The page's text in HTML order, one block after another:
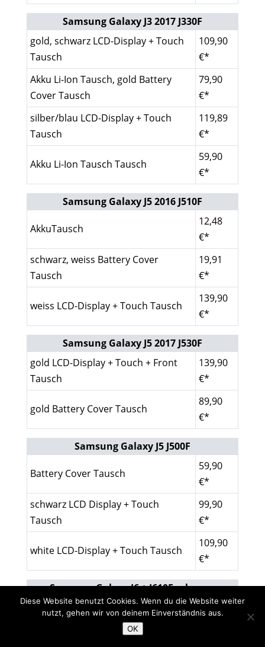
Samsung Galaxy J3 2017 J330F
gold, schwarz LCD-Display + Touch
Tausch
109,90
€*
Akku Li-Ion Tausch, gold Battery
Cover Tausch
79,90
€*
silber/blau LCD-Display + Touch
Tausch
119,89
€*
Akku Li-Ion Tausch Tausch
59,90
€*
Samsung Galaxy J5 2016 J510F
AkkuTausch
12,48
€*
schwarz, weiss Battery Cover
Tausch
19,91
€*
weiss LCD-Display + Touch Tausch
139,90
€*
Samsung Galaxy J5 2017 J530F
gold LCD-Display + Touch + Front
Tausch
139,90
€*
gold Battery Cover Tausch
89,90
€*
Samsung Galaxy J5 J500F
Battery Cover Tausch
59,90
€*
schwarz LCD Display + Touch
Tausch
99,90
€*
white LCD-Display + Touch Tausch
109,90
€*
Samsung Galaxy J6 + J610F schwarz
schwarz LCD Display + Touch
109,90
Diese Website benutzt Cookies. Wenn du die Website weiter
nutzt, gehen wir von deinem Einverständnis aus.
OK